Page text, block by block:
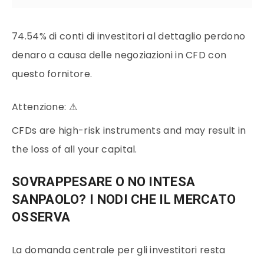
74.54% di conti di investitori al dettaglio perdono
denaro a causa delle negoziazioni in CFD con
questo fornitore.
Attenzione: ⚠
CFDs are high-risk instruments and may result in
the loss of all your capital.
SOVRAPPESARE O NO INTESA
SANPAOLO? I NODI CHE IL MERCATO
OSSERVA
La domanda centrale per gli investitori resta